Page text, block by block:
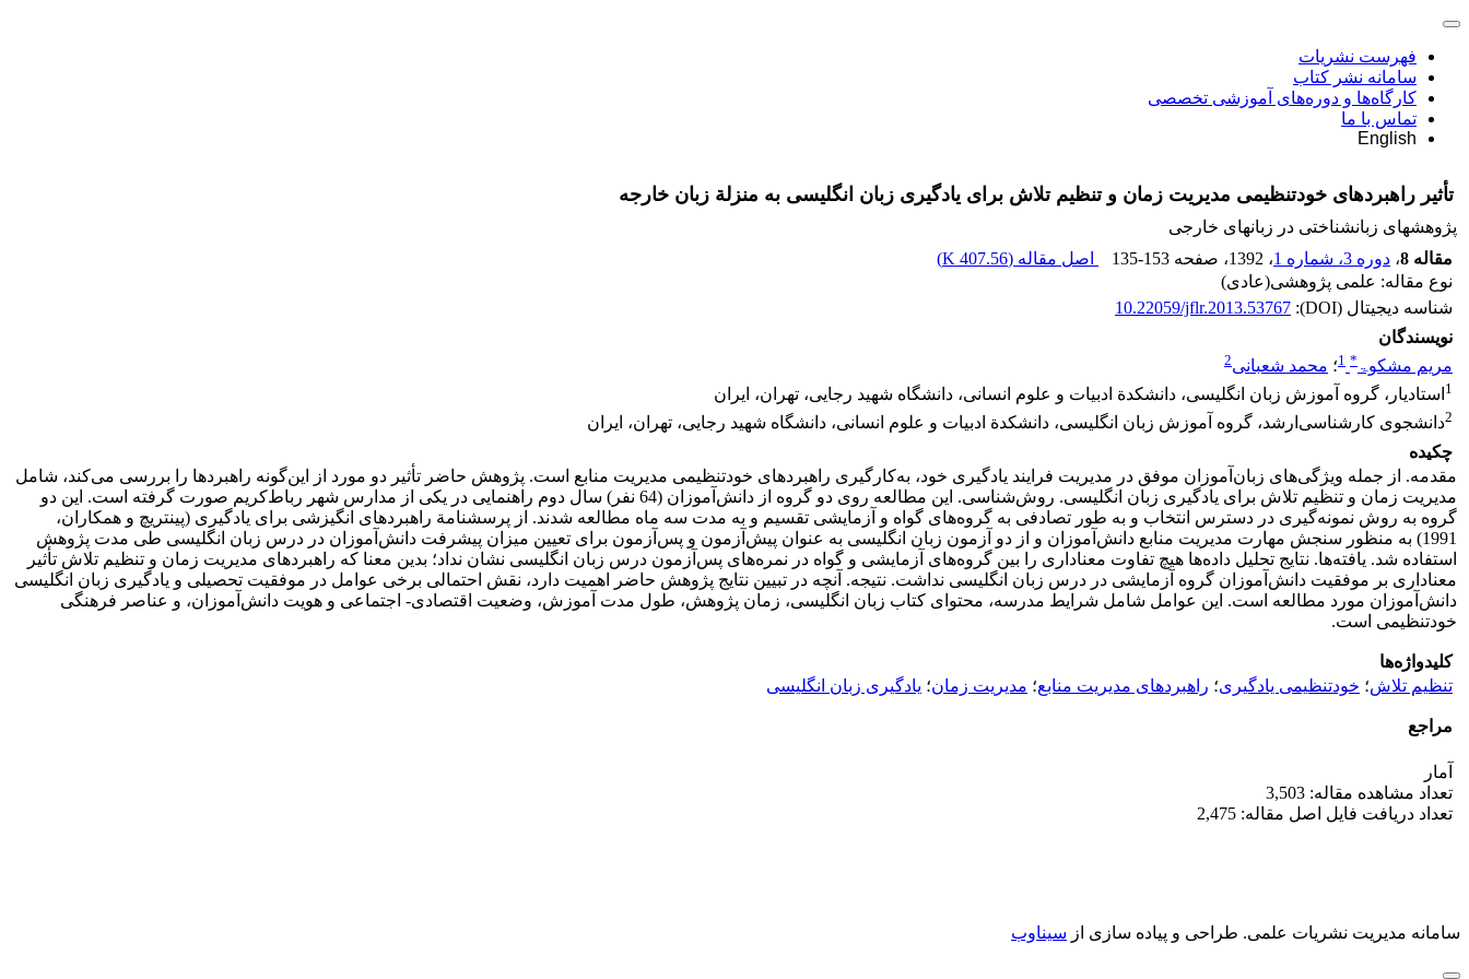
فهرست نشریات
سامانه نشر کتاب
کارگاه‌ها و دوره‌های آموزشی تخصصی
تماس با ما
English
تأثیر راهبردهای خودتنظیمی مدیریت زمان و تنظیم تلاش برای یادگیری زبان انگلیسی به منزلة زبان خارجه
پژوهشهای زبانشناختی در زبانهای خارجی
مقاله 8
، دوره 3، شماره 1 ، 1392 ، صفحه 135-153 اصل مقاله (407.56 K
)
نوع مقاله: علمی پژوهشی(عادی)
شناسه دیجیتال (DOI):
10.22059/jflr.2013.53767
نویسندگان
مریم مشکوۃ *
1؛ محمد شعبانی2
1 استادیار، گروه آموزش زبان انگلیسی، دانشکدة ادبیات و علوم انسانی، دانشگاه شهید رجایی، تهران، ایران
2دانشجوی کارشناسی‌ارشد، گروه آموزش زبان انگلیسی، دانشکدة ادبیات و علوم انسانی، دانشگاه شهید رجایی، تهران، ایران
چکیده
مقدمه. از جمله ویژگی‌های زبان‌آموزان موفق در مدیریت فرایند یادگیری خود، به‌کارگیری راهبردهای خودتنظیمی مدیریت منابع است. پژوهش حاضر تأثیر دو مورد از این‌گونه راهبردها را بررسی می‌کند، شامل
مدیریت زمان و تنظیم تلاش برای یادگیری زبان انگلیسی. روش‌شناسی. این مطالعه روی دو گروه از دانش‌آموزان (64 نفر) سال دوم راهنمایی در یکی از مدارس شهر رباط‌کریم صورت گرفته است. این دو
گروه به روش نمونه‌گیری در دسترس انتخاب و به طور تصادفی به گروه‌های گواه و آزمایشی تقسیم و به مدت سه ماه مطالعه شدند. از پرسشنامة راهبردهای انگیزشی برای یادگیری (پینتریچ و همکاران،
1991) به منظور سنجش مهارت مدیریت منابع دانش‌آموزان و از دو آزمون زبان انگلیسی به عنوان پیش‌آزمون و پس‌آزمون برای تعیین میزان پیشرفت دانش‌آموزان در درس زبان انگلیسی طی مدت پژوهش
استفاده شد. یافته‌ها. نتایج تحلیل داده‌ها هیچ تفاوت معناداری را بین گروه‌های آزمایشی و گواه در نمره‌های پس‌آزمون درس زبان انگلیسی نشان نداد؛ بدین معنا که راهبردهای مدیریت زمان و تنظیم تلاش تأثیر
معناداری بر موفقیت دانش‌آموزان گروه آزمایشی در درس زبان انگلیسی نداشت. نتیجه. آنچه در تبیین نتایج پژوهش حاضر اهمیت دارد، نقش احتمالی برخی عوامل در موفقیت تحصیلی و یادگیری زبان انگلیسی
دانش‌آموزان مورد مطالعه است. این عوامل شامل شرایط مدرسه، محتوای کتاب زبان انگلیسی، زمان پژوهش، طول مدت آموزش، وضعیت اقتصادی- اجتماعی و هویت دانش‌آموزان، و عناصر فرهنگی
خودتنظیمی است.
کلیدواژه‌ها
تنظیم تلاش؛ خودتنظیمی یادگیری؛ راهبردهای مدیریت منابع؛ مدیریت زمان؛ یادگیری زبان انگلیسی
مراجع
آمار
تعداد مشاهده مقاله: 3,503
تعداد دریافت فایل اصل مقاله: 2,475
سامانه مدیریت نشریات علمی. طراحی و پیاده سازی از سیناوب